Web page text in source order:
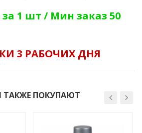
1 шт / Мин заказ 50
3 РАБОЧИХ ДНЯ
ПОКУПАЮТ